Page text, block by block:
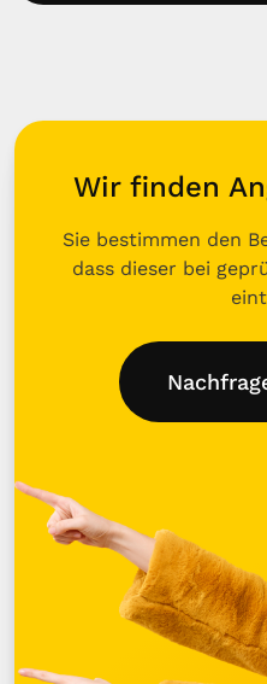
Wir finden
Sie bestimmen den
dass dieser bei